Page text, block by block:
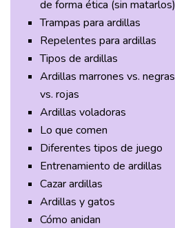
de forma ética (sin matarlos)
Trampas para ardillas
Repelentes para ardillas
Tipos de ardillas
Ardillas marrones vs. negras
vs. rojas
Ardillas voladoras
Lo que comen
Diferentes tipos de juego
Entrenamiento de ardillas
Cazar ardillas
Ardillas y gatos
Cómo anidan